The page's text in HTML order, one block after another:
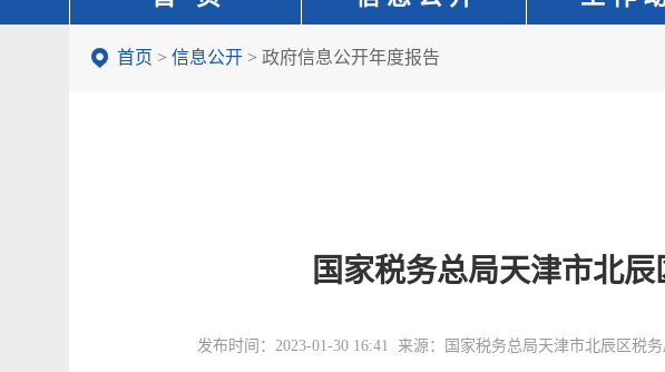
首页 > 信息公开 > 政府信息公开年度报告
国家税务总局天津市北
发布时间：2023-01-30 16:41 来源：国家税务总局天津市北辰区税务